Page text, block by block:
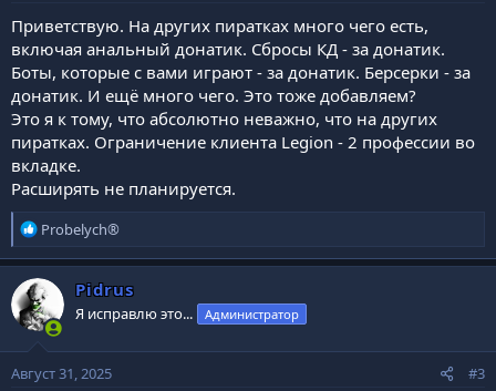
Приветствую. На других пиратках много чего есть,
включая анальный донатик. Сбросы КД - за донатик.
Боты, которые с вами играют - за донатик. Берсерки - за
донатик. И ещё много чего. Это тоже добавляем?
Это я к тому, что абсолютно неважно, что на других
пиратках. Ограничение клиента Legion - 2 профессии во
вкладке.
Расширять не планируется.
Р
е
а
к
ц
и
и
:
Probelych®
Pidrus
Я исправлю это... Администратор
Август 31, 2025 #3